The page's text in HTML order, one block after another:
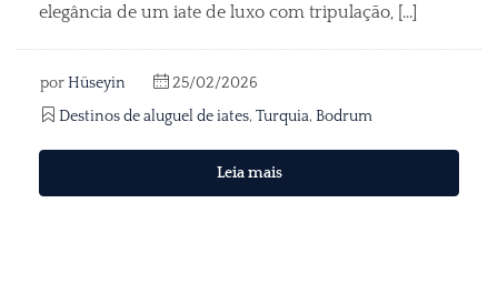
elegância de um iate de luxo com tripulação, [...]
porHüseyin
25/02/2026
Destinos de aluguel de iates, Turquia, Bodrum
Leia mais